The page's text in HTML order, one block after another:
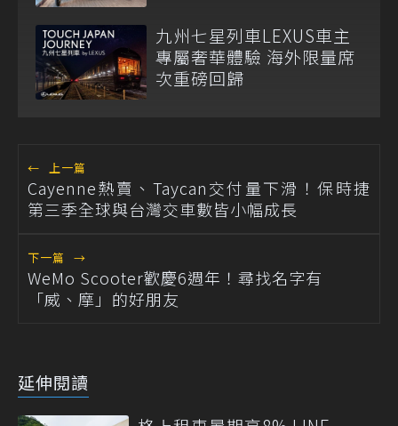
九州七星列車LEXUS車主
專屬奢華體驗 海外限量席
次重磅回歸
← 上一篇
Cayenne熱賣、Taycan交付量下滑！保時捷
第三季全球與台灣交車數皆小幅成長
下一篇 →
WeMo Scooter歡慶6週年！尋找名字有
「威、摩」的好朋友
延伸閱讀